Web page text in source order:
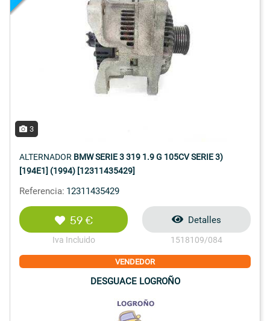
3
ALTERNADOR BMW SERIE 3 319 1.9 G 105CV SERIE 3)
[194E1] (1994) [12311435429]
Referencia: 12311435429
59 €
Iva Incluido
Detalles
1518109/084
VENDEDOR
DESGUACE LOGROÑO